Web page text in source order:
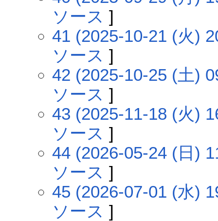
ソース ]
41 (2025-10-21 (火)
ソース ]
42 (2025-10-25 (土)
ソース ]
43 (2025-11-18 (火)
ソース ]
44 (2026-05-24 (日)
ソース ]
45 (2026-07-01 (水)
ソース ]